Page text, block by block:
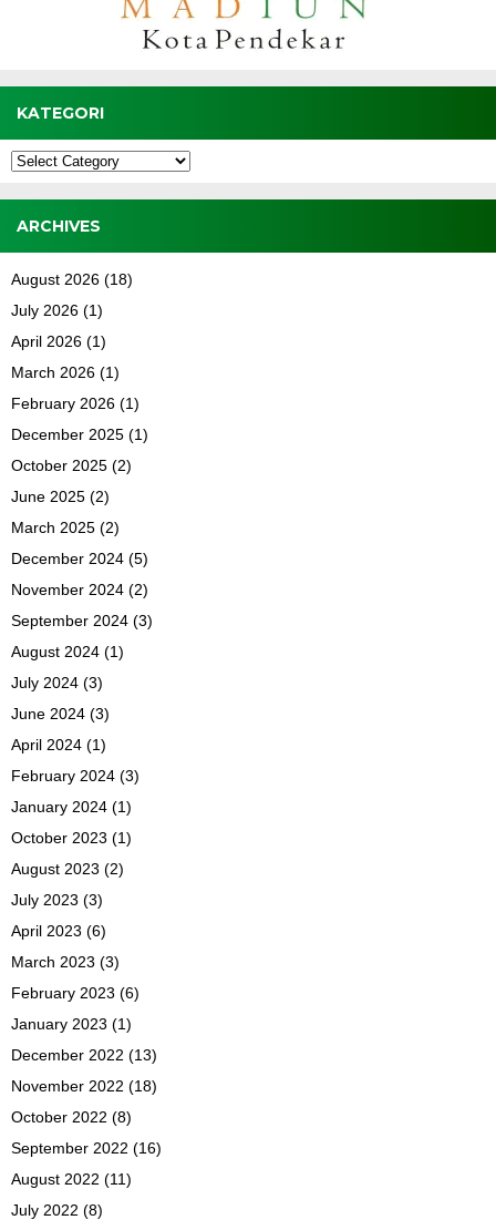
KATEGORI
Kategori
ARCHIVES
August 2026 (18)
July 2026 (1)
April 2026 (1)
March 2026 (1)
February 2026 (1)
December 2025 (1)
October 2025 (2)
June 2025 (2)
March 2025 (2)
December 2024 (5)
November 2024 (2)
September 2024 (3)
August 2024 (1)
July 2024 (3)
June 2024 (3)
April 2024 (1)
February 2024 (3)
January 2024 (1)
October 2023 (1)
August 2023 (2)
July 2023 (3)
April 2023 (6)
March 2023 (3)
February 2023 (6)
January 2023 (1)
December 2022 (13)
November 2022 (18)
October 2022 (8)
September 2022 (16)
August 2022 (11)
July 2022 (8)